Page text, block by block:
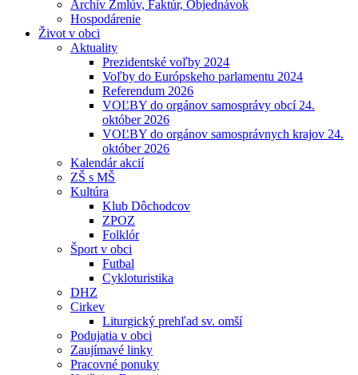
Archív Zmlúv, Faktúr, Objednávok
Hospodárenie
Život v obci
Aktuality
Prezidentské voľby 2024
Voľby do Európskeho parlamentu 2024
Referendum 2026
VOĽBY do orgánov samosprávy obcí 24.
október 2026
VOĽBY do orgánov samosprávnych krajov 24.
október 2026
Kalendár akcií
ZŠ s MŠ
Kultúra
Klub Dôchodcov
ZPOZ
Folklór
Šport v obci
Futbal
Cykloturistika
DHZ
Cirkev
Liturgický prehľad sv. omší
Podujatia v obci
Zaujímavé linky
Pracovné ponuky